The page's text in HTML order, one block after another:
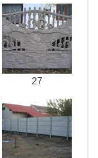
27